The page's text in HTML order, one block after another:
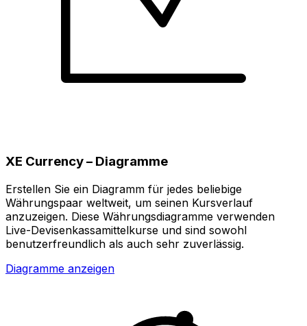
XE Currency – Diagramme
Erstellen Sie ein Diagramm für jedes beliebige
Währungspaar weltweit, um seinen Kursverlauf
anzuzeigen. Diese Währungsdiagramme verwenden
Live-Devisenkassamittelkurse und sind sowohl
benutzerfreundlich als auch sehr zuverlässig.
Diagramme anzeigen